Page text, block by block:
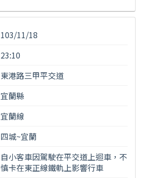
103/11/18
23:10
東港路三甲平交道
宜蘭縣
宜蘭線
四城~宜蘭
自小客車因駕駛在平交道上迴車，不
慎卡在東正線鐵軌上影響行車